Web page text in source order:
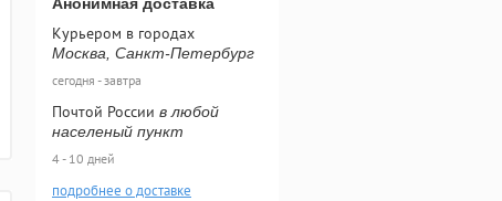
Курьером в городах
Москва, Санкт-Петербург
сегодня - завтра
Почтой России в любой
населеный пункт
4 - 10 дней
подробнее о доставке